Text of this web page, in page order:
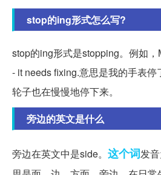
stop的ing形式怎么写?
stop的ing形式是stopping。例如
- it needs fixing.意思是我的手表
轮子也在慢慢地停下来。
旁边的英文是什么
旁边在英文中是side。 这个词发